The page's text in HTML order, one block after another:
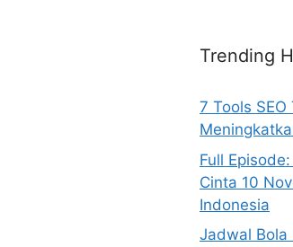
Trending
7 Tools
Full
Cinta 10
Indonesia
Jadwal Bola